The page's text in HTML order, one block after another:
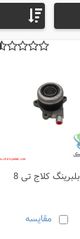
بلبرینگ کلاج تی 8
مقایسه